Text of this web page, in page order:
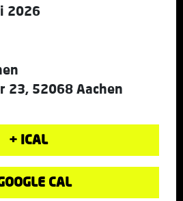
2026
23, 52068 Aachen
+ ICAL
CAL